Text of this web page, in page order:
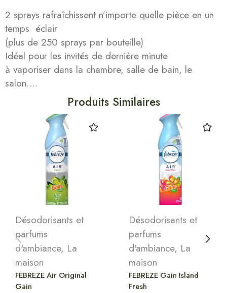
2 sprays rafraîchissent n’importe quelle pièce en un
temps éclair
(plus de 250 sprays par bouteille)
Idéal pour les invités de dernière minute
à vaporiser dans la chambre, salle de bain, le
salon….
Produits Similaires
Désodorisants et
parfums
d'ambiance, La
maison
FEBREZE Air Original
Gain
Désodorisants et
parfums
d'ambiance, La
maison
FEBREZE Gain Island
Fresh